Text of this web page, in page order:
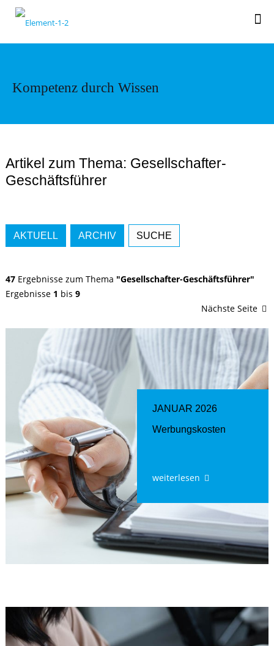
Kompetenz durch Wissen
Artikel zum Thema: Gesellschafter-
Geschäftsführer
AKTUELL ARCHIV SUCHE
47 Ergebnisse zum Thema "Gesellschafter-Geschäftsführer"
Ergebnisse 1 bis9
Nächste Seite
JANUAR 2026
Werbungskosten
weiterlesen